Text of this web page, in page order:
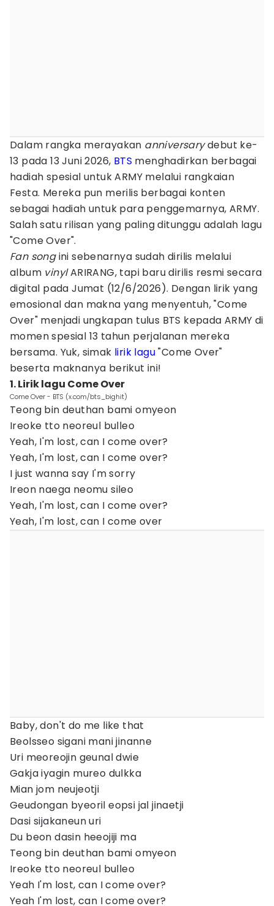
Dalam rangka merayakan anniversarydebut ke-
13 pada 13 Juni 2026, BTS menghadirkan berbagai
hadiah spesial untuk ARMY melalui rangkaian
Festa. Mereka pun merilis berbagai konten
sebagai hadiah untuk para penggemarnya, ARMY.
Salah satu rilisan yang paling ditunggu adalah lagu
"Come Over".
Fan songini sebenarnya sudah dirilis melalui
album vinylARIRANG, tapi baru dirilis resmi secara
digital pada Jumat (12/6/2026). Dengan lirik yang
emosional dan makna yang menyentuh, "Come
Over" menjadi ungkapan tulus BTS kepada ARMY di
momen spesial 13 tahun perjalanan mereka
bersama. Yuk, simak lirik lagu"Come Over"
beserta maknanya berikut ini!
1. Lirik lagu Come Over
Come Over - BTS (x.com/bts_bighit)
Teong bin deuthan bami omyeon
Ireoke tto neoreul bulleo
Yeah, I'm lost, can I come over?
Yeah, I'm lost, can I come over?
I just wanna say I'm sorry
Ireon naega neomu sileo
Yeah, I'm lost, can I come over?
Yeah, I'm lost, can I come over
Baby, don't do me like that
Beolsseo sigani mani jinanne
Uri meoreojin geunal dwie
Gakja iyagin mureo dulkka
Mian jom neujeotji
Geudongan byeoril eopsi jal jinaetji
Dasi sijakaneun uri
Du beon dasin heeojiji ma
Teong bin deuthan bami omyeon
Ireoke tto neoreul bulleo
Yeah I'm lost, can I come over?
Yeah I'm lost, can I come over?